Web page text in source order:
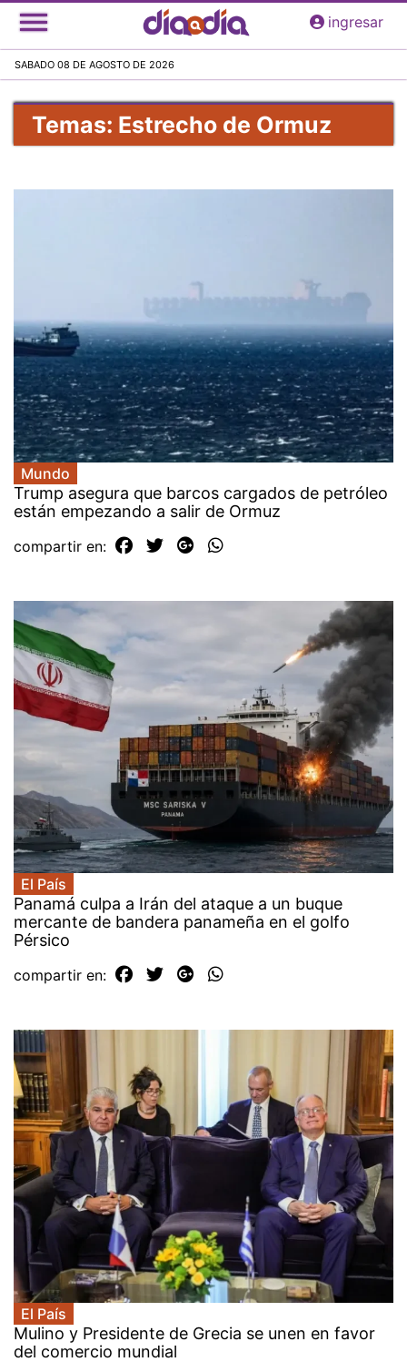
Pasar
al
principal
ingresar
SABADO 08 DE AGOSTO DE 2026
Temas: Estrecho de Ormuz
Mundo
Trump asegura que barcos cargados de petróleo
están empezando a salir de Ormuz
compartir en:
El País
Panamá culpa a Irán del ataque a un buque
mercante de bandera panameña en el golfo
Pérsico
compartir en:
El País
Mulino y Presidente de Grecia se unen en favor
del comercio mundial